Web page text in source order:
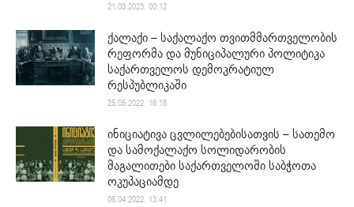
21.03.2023. 00:12
ქალაქი – საქალაქო თვითმმართველობის
რეფორმა და მუნიციპალური პოლიტიკა
საქართველოს დემოკრატიულ
რესპუბლიკაში
25.05.2022. 16:18
ინიციატივა ცვლილებებისათვის – სათემო
და სამოქალაქო სოლიდარობის
მაგალითები საქართველოში საბჭოთა
ოკუპაციამდე
05.04.2022. 13:41